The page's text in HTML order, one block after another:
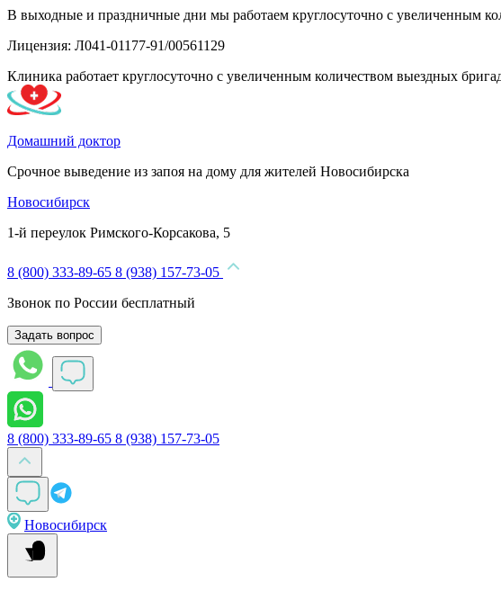
В выходные и праздничные дни мы работаем круглосуточно с увеличенным
Лицензия: Л041-01177-91/00561129
Клиника работает круглосуточно с увеличенным количеством выездных
Домашний доктор
Срочное выведение из запоя на дому для жителей Новосибирска
Новосибирск
1-й переулок Римского-Корсакова, 5
8 (800) 333-89-65 8 (938) 157-73-05
Звонок по России бесплатный
Задать вопрос
8 (800) 333-89-65 8 (938) 157-73-05
Новосибирск